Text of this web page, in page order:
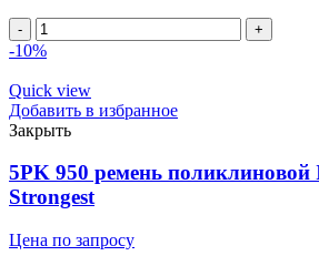
5PK
935
поликлиновой
INDFORCE
Strongest
quantity
-10%
Quick view
Добавить в избранное
Закрыть
5PK 950 ремень
Strongest
Цена по запросу